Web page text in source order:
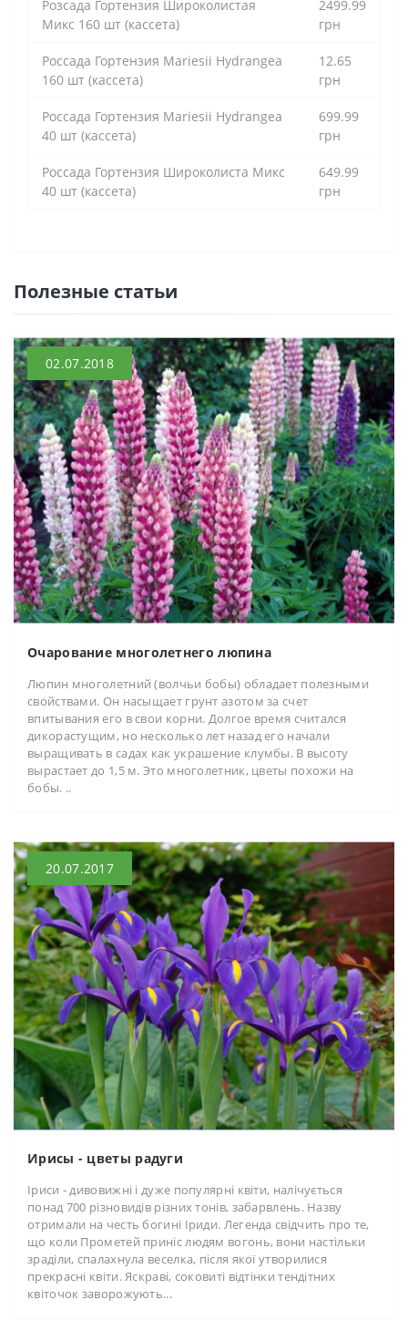
Розсада Гортензия Широколистая
Микс 160 шт (кассета)
2499.99
грн
Россада Гортензия Mariesii Hydrangea
160 шт (кассета)
12.65
грн
Россада Гортензия Mariesii Hydrangea
40 шт (кассета)
699.99
грн
Россада Гортензия Широколиста Микс
40 шт (кассета)
649.99
грн
Полезные статьи
02.07.2018
Очарование многолетнего люпина
Люпин многолетний (волчьи бобы) обладает полезными
свойствами. Он насыщает грунт азотом за счет
впитывания его в свои корни. Долгое время считался
дикорастущим, но несколько лет назад его начали
выращивать в садах как украшение клумбы. В высоту
вырастает до 1,5 м. Это многолетник, цветы похожи на
бобы. ..
20.07.2017
Ирисы - цветы радуги
Іриси - дивовижні і дуже популярні квіти, налічується
понад 700 різновидів різних тонів, забарвлень. Назву
отримали на честь богині Іриди. Легенда свідчить про те,
що коли Прометей приніс людям вогонь, вони настільки
зраділи, спалахнула веселка, після якої утворилися
прекрасні квіти. Яскраві, соковиті відтінки тендітних
квіточок заворожують...